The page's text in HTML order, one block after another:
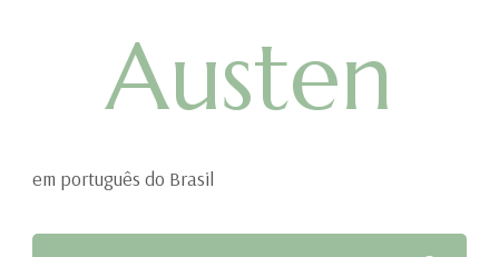
Austen
em português do Brasil